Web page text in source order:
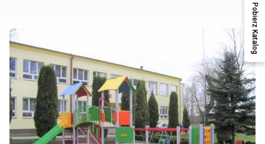
Pobierz Katalog